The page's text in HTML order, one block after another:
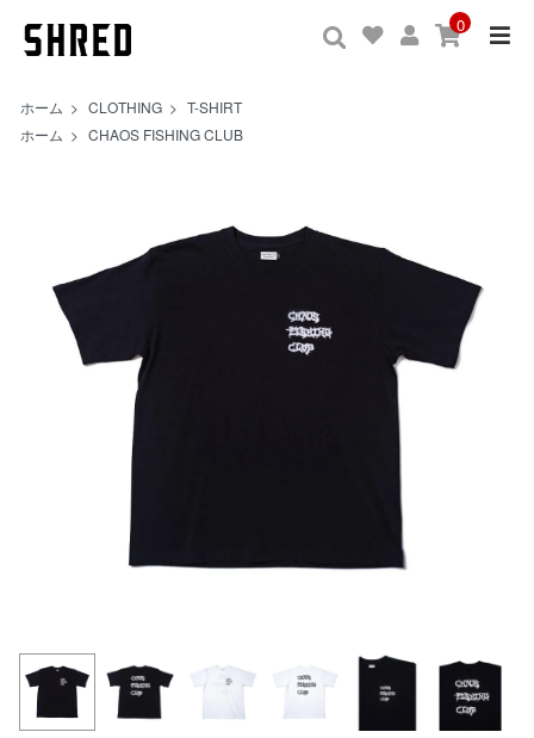
0
ホーム > CLOTHING > T-SHIRT
ホーム > CHAOS FISHING CLUB